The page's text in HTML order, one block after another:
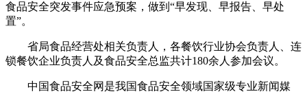
食品安全突发事件应急预案，做到“早发现、早报告、早处
置”。
省局食品经营处相关负责人，各餐饮行业协会负责人、连
锁餐饮企业负责人及食品安全总监共计180余人参加会议。
中国食品安全网是我国食品安全领域国家级专业新闻媒